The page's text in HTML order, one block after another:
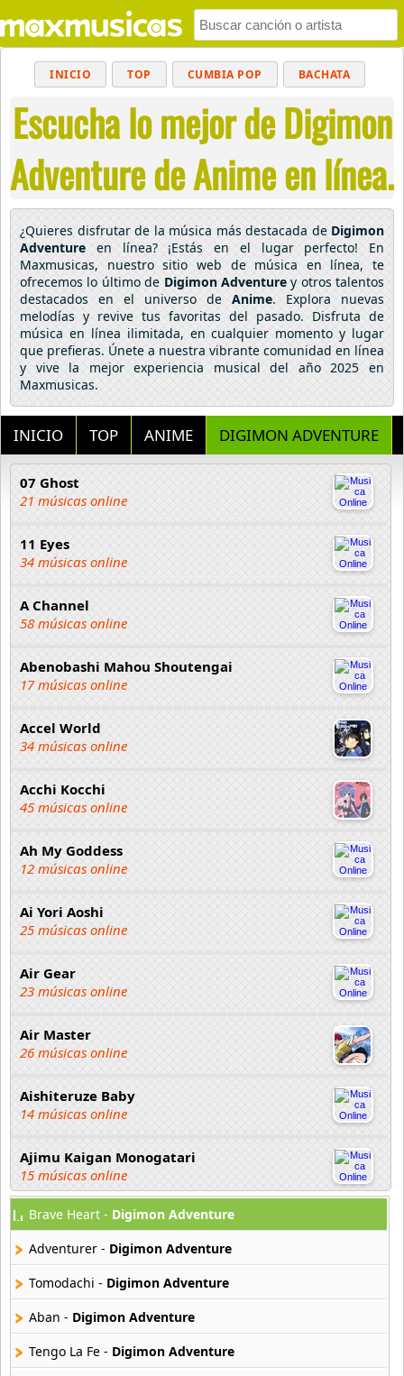
INICIO TOP CUMBIA POP BACHATA
MUSICA CRISTIANA REGGAETON
BALADAS ALTERNATIVO ELECTRÓNICA
CUMBIAS
Escucha lo mejor de Digimon
Adventure de Anime en línea.
¿Quieres disfrutar de la música más destacada de Digimon
Adventure en línea? ¡Estás en el lugar perfecto! En
Maxmusicas, nuestro sitio web de música en línea, te
ofrecemos lo último de Digimon Adventurey otros talentos
destacados en el universo de Anime. Explora nuevas
melodías y revive tus favoritas del pasado. Disfruta de
música en línea ilimitada, en cualquier momento y lugar
que prefieras. Únete a nuestra vibrante comunidad en línea
y vive la mejor experiencia musical del año 2025 en
Maxmusicas.
INICIO TOP ANIME DIGIMON ADVENTURE
07 Ghost
21 músicas online
11 Eyes
34 músicas online
A Channel
58 músicas online
Abenobashi Mahou Shoutengai
17 músicas online
Accel World
34 músicas online
Acchi Kocchi
45 músicas online
Ah My Goddess
12 músicas online
Ai Yori Aoshi
25 músicas online
Air Gear
23 músicas online
Air Master
26 músicas online
Aishiteruze Baby
14 músicas online
Ajimu Kaigan Monogatari
15 músicas online
Akahori Gedou Hour Rabuge
29 músicas online
Akane Iro Ni Samoru Saka
26 músicas online
6 músicas online
Brave Heart - Digimon Adventure
Adventurer - Digimon Adventure
Tomodachi - Digimon Adventure
Aban - Digimon Adventure
Tengo La Fe - Digimon Adventure